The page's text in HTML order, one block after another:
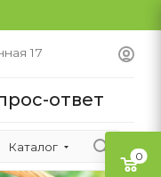
17
ответ
Каталог
0